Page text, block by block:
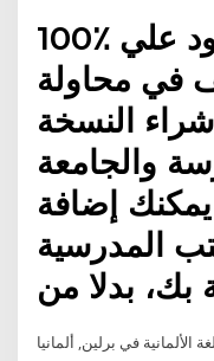
100٪ مجانا : لا قيود علي
في محاولة
النسخة
والجامعة
إضافة
المدرسية
بك، بدلا من
دورات في 25 معاهد اللغة الألمانية في برلين, ألمانيا